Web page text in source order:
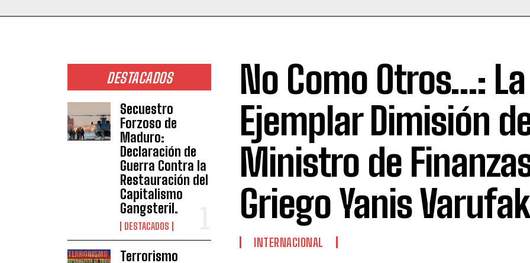
DESTACADOS
Secuestro
Forzoso de
Maduro:
Declaración de
Guerra Contra la
Restauración del
Capitalismo
Gangsteril.
DESTACADOS
Terrorismo
No Como Otros…: La
Ejemplar Dimisión
Ministro de
Griego Yanis
INTERNACIONAL